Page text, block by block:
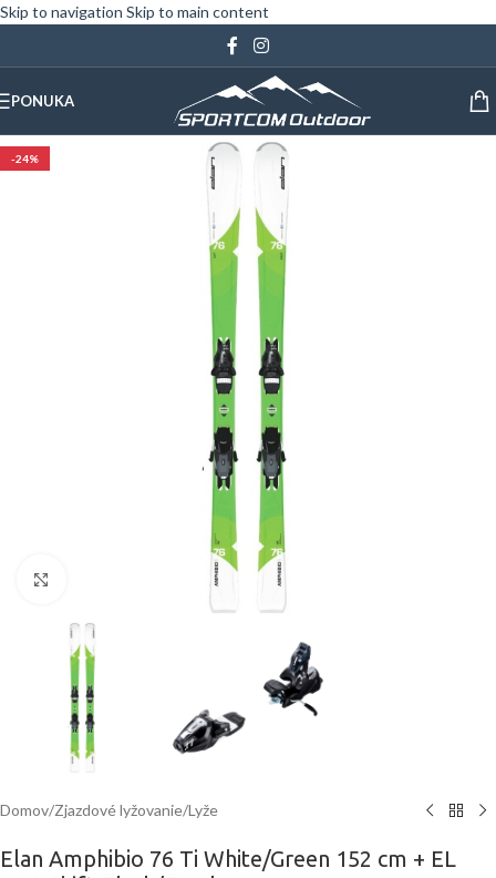
Skip to navigation Skip to main content
PONUKA
-24%
Domov/Zjazdové lyžovanie/Lyže
Elan Amphibio 76 Ti White/Green 152 cm + EL